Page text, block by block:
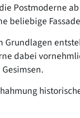
Postmoderne
beliebige
Grundlagen
dabei